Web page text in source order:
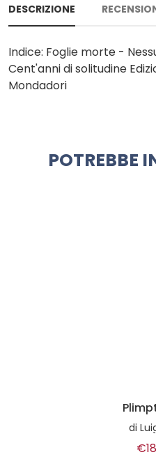
DESCRIZIONE
Indice: Foglie morte -
Cent'anni di solitudine
Mondadori
POTREBBE
di